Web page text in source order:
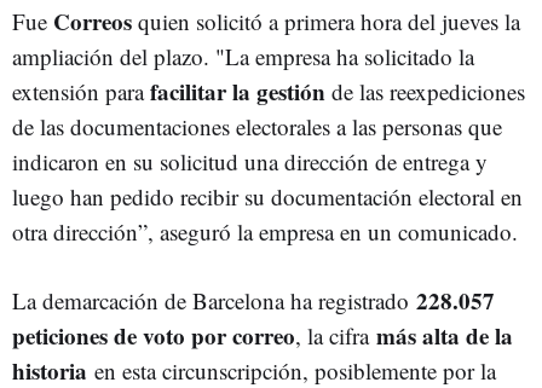
Fue Correos quien solicitó a primera hora del jueves la
ampliación del plazo. "La empresa ha solicitado la
extensión parafacilitar la gestión de las reexpediciones
de las documentaciones electorales a las personas que
indicaron en su solicitud una dirección de entrega y
luego han pedido recibir su documentación electoral en
otra dirección”, aseguró la empresa en un comunicado.
La demarcación de Barcelona ha registrado 228.057
peticiones de voto por correo, la cifra más alta de la
historia en esta circunscripción, posiblemente por la